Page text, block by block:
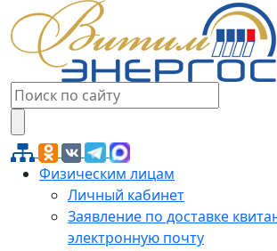
Физическим лицам
Личный кабинет
Заявление по доставке
электронную почту